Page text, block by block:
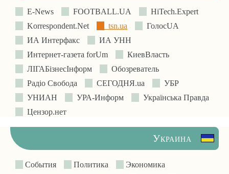
E-News FOOTBALL.UA
HiTech.Expert
Korrespondent.Net
tsn.ua
ГолосUA
ИА Интерфакс
ИА УНН
Интернет-газета forUm
КиевВласть
ЛIГАБiзнесIнформ
Обозреватель
Радіо Свобода
СЕГОДНЯ.ua
УБР
УНИАН
УРА-Информ
Українська Правда
Цензор.нет
Украина
События Политика
Экономика